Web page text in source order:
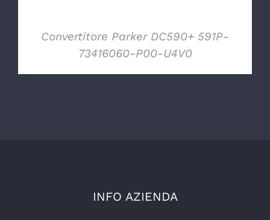
Convertitore Parker DC590+ 591P-
73416060-P00-U4V0
INFO AZIENDA